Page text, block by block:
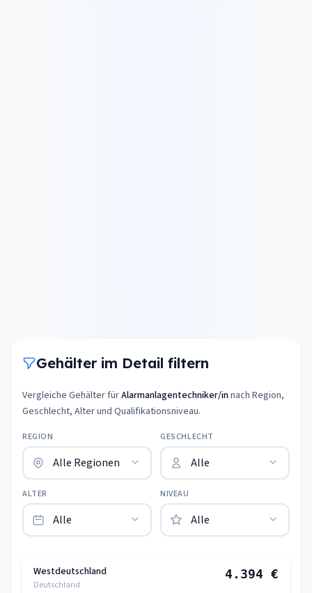
Gehälter im Detail filtern
Vergleiche Gehälter fürAlarmanlagentechniker/innach Region,
Geschlecht, Alter und Qualifikationsniveau.
REGION GESCHLECHT
ALTER NIVEAU
Westdeutschland
Deutschland
4.394 €